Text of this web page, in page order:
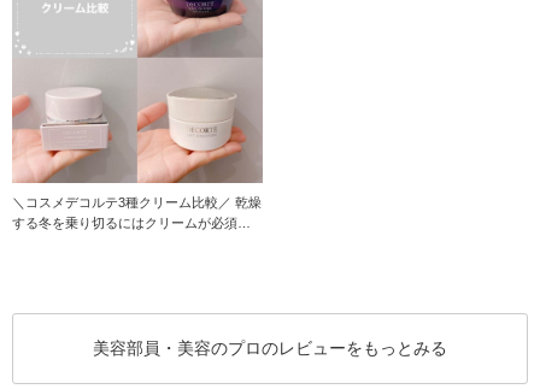
＼コスメデコルテ3種クリーム比較／ 乾燥
する冬を乗り切るにはクリームが必須！
美容部員・美容のプロのレビューをもっとみる